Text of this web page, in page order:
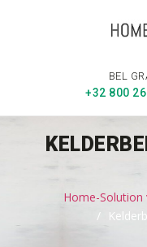
BEL
+32 800
Home-